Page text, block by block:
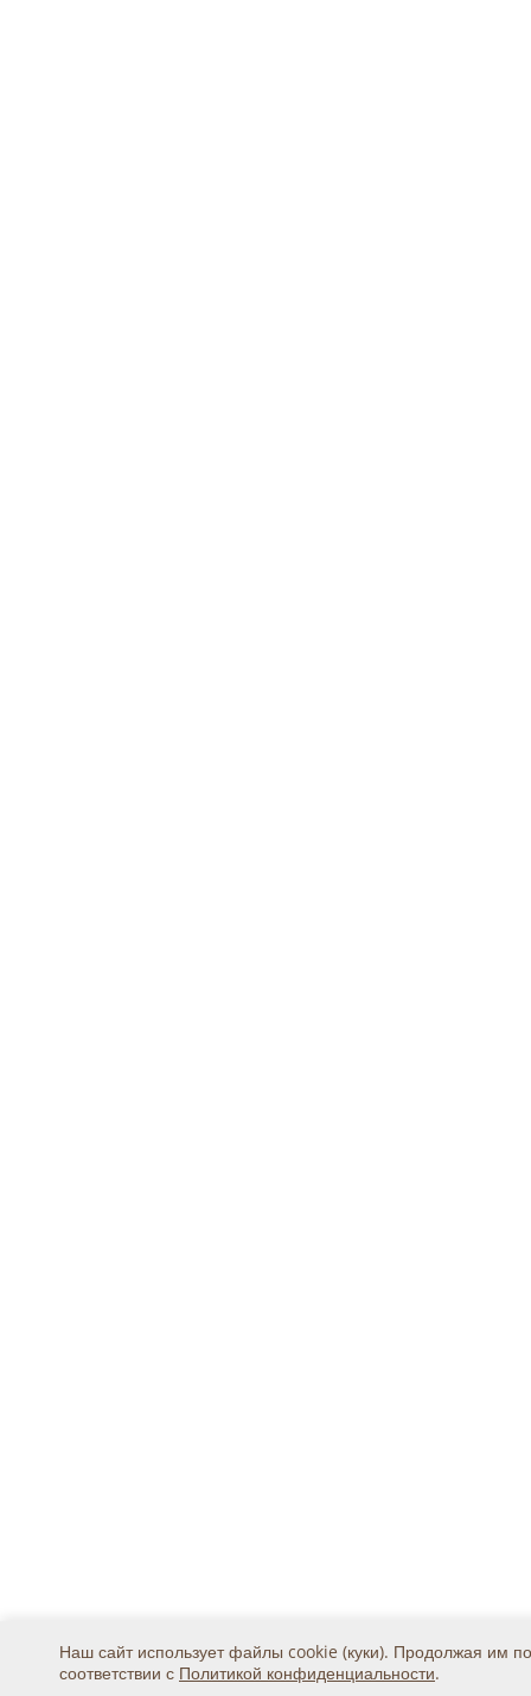
Наш сайт использует файлы cookie (куки). Продолжая им
соответствии с Политикой конфиденциальности.